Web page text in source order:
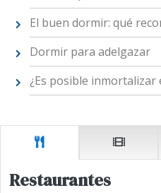
El buen dormir: qué
Dormir para adelgazar
¿Es posible inmortalizar
Restaurantes